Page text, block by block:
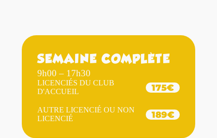
SEMAINE COMPLÈTE
9h00 – 17h30
LICENCIÉS DU CLUB
D'ACCUEIL
175€
AUTRE LICENCIÉ OU NON
LICENCIÉ
189€